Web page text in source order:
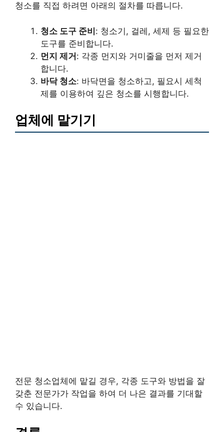
청소를 직접 하려면 아래의 절차를 따릅니다.
청소 도구 준비: 청소기, 걸레, 세제 등 필요한
도구를 준비합니다.
먼지 제거: 각종 먼지와 거미줄을 먼저 제거
합니다.
바닥 청소: 바닥면을 청소하고, 필요시 세척
제를 이용하여 깊은 청소를 시행합니다.
업체에 맡기기
전문 청소업체에 맡길 경우, 각종 도구와 방법을 잘
갖춘 전문가가 작업을 하여 더 나은 결과를 기대할
수 있습니다.